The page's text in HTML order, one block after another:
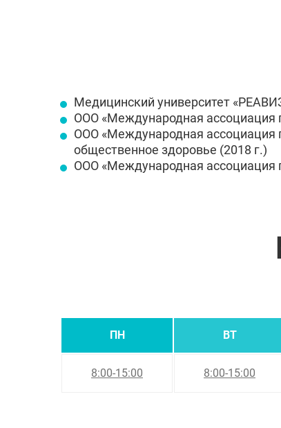
Медицинский университет
ООО «Международная ассоциация
ООО «Международная ассоциация
общественное здоровье (2018 г.)
ООО «Международная ассоциация
ПН ВТ
8:00-15:00 8:00-15:00